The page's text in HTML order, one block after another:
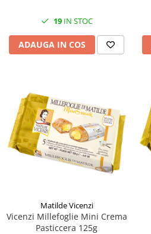
19IN STOC
ADAUGA IN COS
Matilde Vicenzi
Vicenzi Millefoglie Mini Crema
Pasticcera 125g